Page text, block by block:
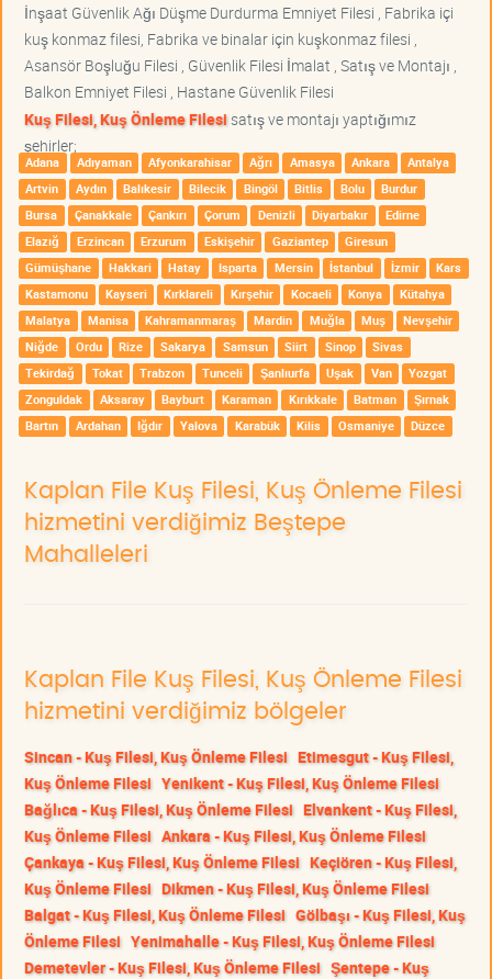
İnşaat Güvenlik Ağı Düşme Durdurma Emniyet Filesi , Fabrika içi
kuş konmaz filesi, Fabrika ve binalar için kuşkonmaz filesi ,
Asansör Boşluğu Filesi , Güvenlik Filesi İmalat , Satış ve Montajı ,
Balkon Emniyet Filesi , Hastane Güvenlik Filesi
Kuş Filesi, Kuş Önleme Filesisatış ve montajı yaptığımız
şehirler;
Adana Adıyaman Afyonkarahisar Ağrı Amasya Ankara
Antalya
Artvin
Aydın Balıkesir Bilecik Bingöl Bitlis Bolu
Burdur
Bursa
Çanakkale Çankırı Çorum Denizli Diyarbakır
Edirne
Elazığ
Erzincan Erzurum Eskişehir Gaziantep
Giresun
Gümüşhane
Hakkari Hatay Isparta Mersin İstanbul İzmir
Kars
Kastamonu
Kayseri Kırklareli Kırşehir Kocaeli Konya
Kütahya
Malatya
Manisa Kahramanmaraş Mardin Muğla Muş
Nevşehir
Niğde
Ordu Rize Sakarya Samsun Siirt Sinop
Sivas
Tekirdağ
Tokat Trabzon Tunceli Şanlıurfa Uşak Van
Yozgat
Zonguldak
Aksaray Bayburt Karaman Kırıkkale Batman
Şırnak
Bartın
Ardahan Iğdır Yalova Karabük Kilis Osmaniye Düzce
Kaplan File Kuş Filesi, Kuş Önleme Filesi
hizmetini verdiğimiz Beştepe
Mahalleleri
Kaplan File Kuş Filesi, Kuş Önleme Filesi
hizmetini verdiğimiz bölgeler
Sincan - Kuş Filesi, Kuş Önleme Filesi Etimesgut - Kuş Filesi,
Kuş Önleme Filesi Yenikent - Kuş Filesi, Kuş Önleme Filesi
Bağlıca - Kuş Filesi, Kuş Önleme Filesi Elvankent - Kuş Filesi,
Kuş Önleme Filesi Ankara - Kuş Filesi, Kuş Önleme Filesi
Çankaya - Kuş Filesi, Kuş Önleme Filesi Keçiören - Kuş Filesi,
Kuş Önleme Filesi Dikmen - Kuş Filesi, Kuş Önleme Filesi
Balgat - Kuş Filesi, Kuş Önleme Filesi Gölbaşı - Kuş Filesi, Kuş
Önleme Filesi Yenimahalle - Kuş Filesi, Kuş Önleme Filesi
Demetevler - Kuş Filesi, Kuş Önleme Filesi Şentepe - Kuş